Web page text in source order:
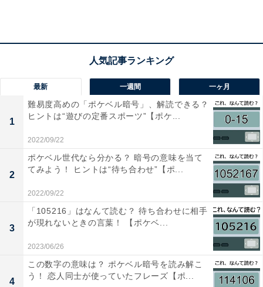
【脳トレ】「拙速」はなんて読む？ 【難読漢字クイズ】
最新 一週間 一ヶ月
1
難易度高めの「ポケベル暗号」、解読できる？
ヒントは“遊びの定番スポーツ”【ポケ...
2022/09/22
2
ポケベル世代なら分かる？ 暗号の意味を当て
てみよう！ ヒントは“待ち合わせ”【ポ...
2022/09/22
3
「105216」はなんて読む？ 待ち合わせに相手
が現れないときの言葉！ 【ポケベ...
2023/06/26
4
この数字の意味は？ ポケベル暗号を読み解こ
う！ 恋人同士が使っていたフレーズ【ポ...